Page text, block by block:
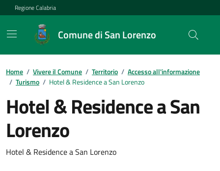
Vai ai contenuti
Vai al footer
Regione Calabria
Comune di San Lorenzo
Home / Vivere il Comune / Territorio / Accesso all'informazione
/ Turismo / Hotel & Residence a San Lorenzo
Hotel & Residence a San
Lorenzo
Hotel & Residence a San Lorenzo